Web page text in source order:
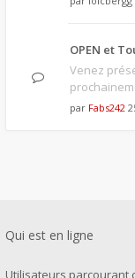
OPEN et
Venez
par Fabs242
Qui est en ligne
Utilisateurs parcourant